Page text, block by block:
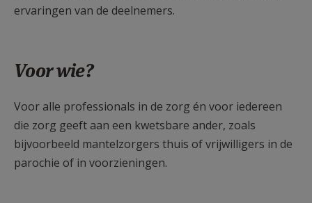
ervaringen van de deelnemers.
Voor wie?
Voor alle professionals in de zorg én voor iedereen
die zorg geeft aan een kwetsbare ander, zoals
bijvoorbeeld mantelzorgers thuis of vrijwilligers in de
parochie of in voorzieningen.